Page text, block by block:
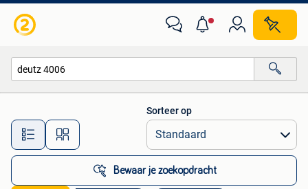
Alle afstanden…
Sorteer op
Bewaar je zoekopdracht